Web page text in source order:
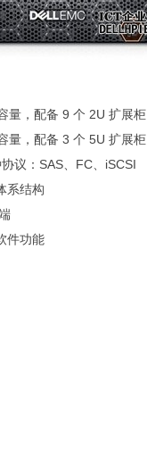
量，配备 9 个 2U 扩展柜
量，配备 3 个 5U 扩展柜
议：SAS、FC、iSCSI
系结构
件功能